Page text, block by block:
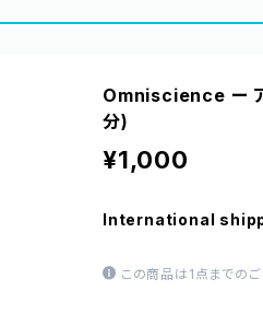
Omniscience ー ア
分)
¥1,000
International
この商品は1点までのご